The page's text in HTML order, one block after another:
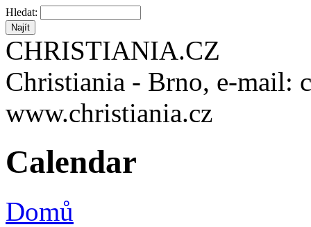
Hledat:
CHRISTIANIA.CZ
Christiania - Brno, e-mail:
www.christiania.cz
Calendar
Domů